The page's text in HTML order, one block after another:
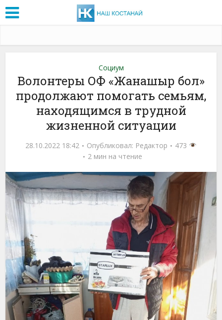
Социум
Волонтеры ОФ «Жанашыр бол»
продолжают помогать семьям,
находящимся в трудной
жизненной ситуации
28.10.2022 18:42 Опубликовал: Редактор
473
2 мин на чтение